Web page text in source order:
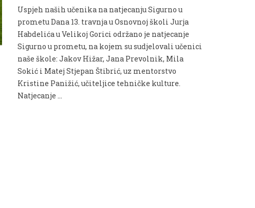
Uspjeh naših učenika na natjecanju Sigurno u
prometu Dana 13. travnja u Osnovnoj školi Jurja
Habdelića u Velikoj Gorici održano je natjecanje
Sigurno u prometu, na kojem su sudjelovali učenici
naše škole: Jakov Hižar, Jana Prevolnik, Mila
Sokić i Matej Stjepan Štibrić, uz mentorstvo
Kristine Panižić, učiteljice tehničke kulture.
Natjecanje …